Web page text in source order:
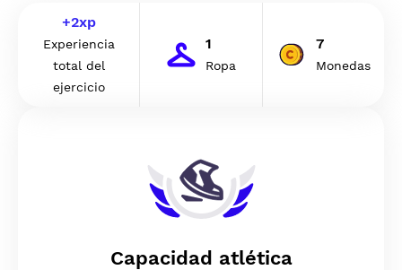
+2xp
Experiencia
total del
ejercicio
1
Ropa
7
Monedas
Capacidad atlética